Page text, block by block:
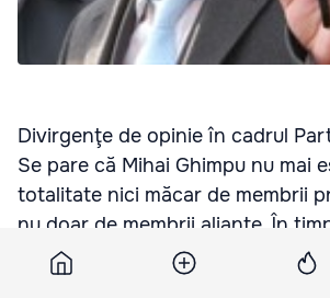
Divirgenţe de opinie în cadrul
Se pare că Mihai Ghimpu nu mai
totalitate nici măcar de membrii
nu doar de membrii alianţe. În
declară că problema scoaterii